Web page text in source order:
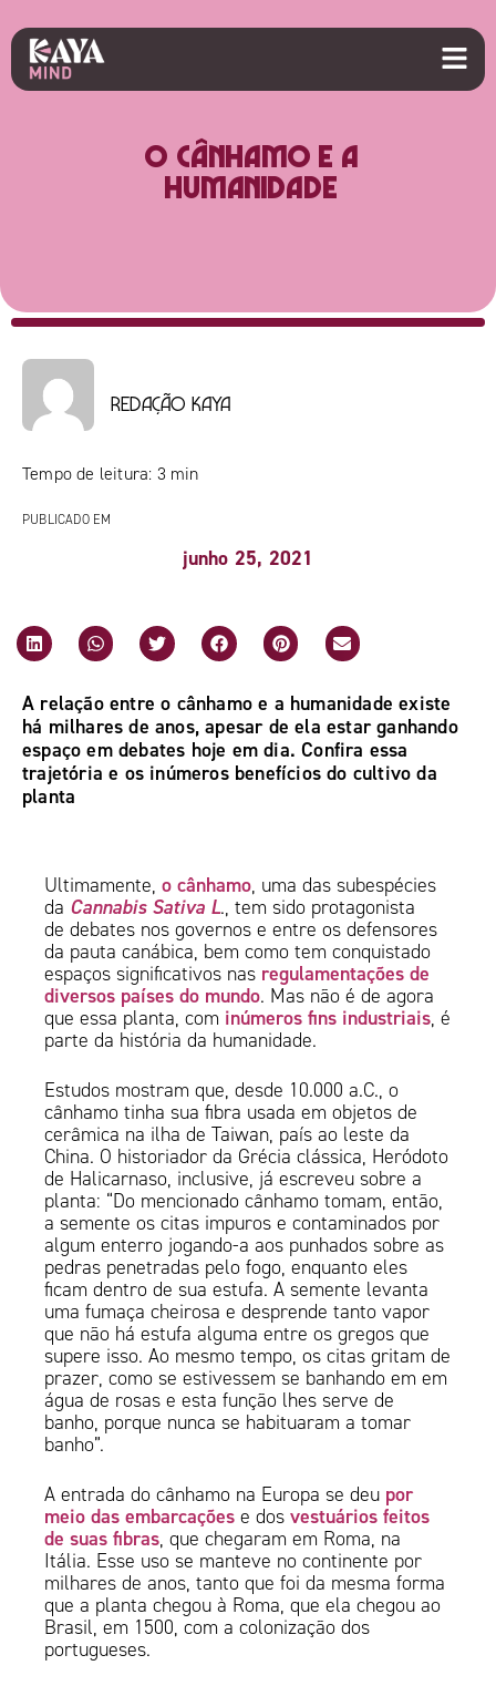
O cânhamo e a
humanidade
Redação Kaya
Tempo de leitura: 3 min
PUBLICADO EM
junho 25, 2021
A relação entre o cânhamo e a humanidade existe
há milhares de anos, apesar de ela estar ganhando
espaço em debates hoje em dia. Confira essa
trajetória e os inúmeros benefícios do cultivo da
planta
Ultimamente,o cânhamo, uma das subespécies
da Cannabis Sativa L., tem sido protagonista
de debates nos governos e entre os defensores
da pauta canábica, bem como tem conquistado
espaços significativos nas regulamentações de
diversos países do mundo. Mas não é de agora
que essa planta, com inúmeros fins industriais, é
parte da história da humanidade.
Estudos mostram que, desde 10.000 a.C., o
cânhamo tinha sua fibra usada em objetos de
cerâmica na ilha de Taiwan, país ao leste da
China. O historiador da Grécia clássica, Heródoto
de Halicarnaso, inclusive, já escreveu sobre a
planta: “Do mencionado cânhamo tomam, então,
a semente os citas impuros e contaminados por
algum enterro jogando-a aos punhados sobre as
pedras penetradas pelo fogo, enquanto eles
ficam dentro de sua estufa. A semente levanta
uma fumaça cheirosa e desprende tanto vapor
que não há estufa alguma entre os gregos que
supere isso. Ao mesmo tempo, os citas gritam de
prazer, como se estivessem se banhando em em
água de rosas e esta função lhes serve de
banho, porque nunca se habituaram a tomar
banho”.
A entrada do cânhamo na Europa se deu por
meio das embarcações e dosvestuários feitos
de suas fibras, que chegaram em Roma, na
Itália. Esse uso se manteve no continente por
milhares de anos, tanto que foi da mesma forma
que a planta chegou à Roma, que ela chegou ao
Brasil, em 1500, com a colonização dos
portugueses.